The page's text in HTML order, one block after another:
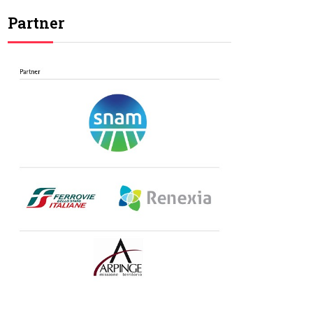
Partner